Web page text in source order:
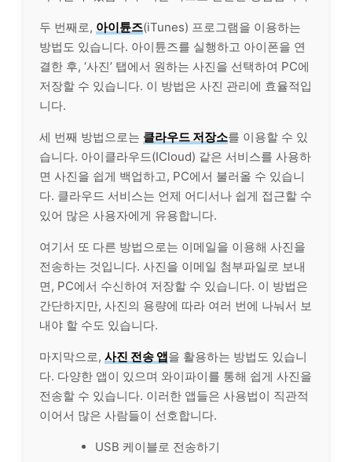
두 번째로, 아이튠즈(iTunes) 프로그램을 이용하는
방법도 있습니다. 아이튠즈를 실행하고 아이폰을 연
결한 후, ‘사진’ 탭에서 원하는 사진을 선택하여 PC에
저장할 수 있습니다. 이 방법은 사진 관리에 효율적입
니다.
세 번째 방법으로는 클라우드 저장소를 이용할 수 있
습니다. 아이클라우드(ICloud) 같은 서비스를 사용하
면 사진을 쉽게 백업하고, PC에서 불러올 수 있습니
다. 클라우드 서비스는 언제 어디서나 쉽게 접근할 수
있어 많은 사용자에게 유용합니다.
여기서 또 다른 방법으로는 이메일을 이용해 사진을
전송하는 것입니다. 사진을 이메일 첨부파일로 보내
면, PC에서 수신하여 저장할 수 있습니다. 이 방법은
간단하지만, 사진의 용량에 따라 여러 번에 나눠서 보
내야 할 수도 있습니다.
마지막으로, 사진 전송 앱을 활용하는 방법도 있습니
다. 다양한 앱이 있으며 와이파이를 통해 쉽게 사진을
전송할 수 있습니다. 이러한 앱들은 사용법이 직관적
이어서 많은 사람들이 선호합니다.
USB 케이블로 전송하기